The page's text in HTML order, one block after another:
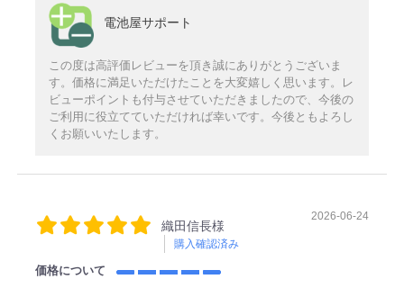
電池屋サポート
この度は高評価レビューを頂き誠にありがとうございま
す。価格に満足いただけたことを大変嬉しく思います。レ
ビューポイントも付与させていただきましたので、今後の
ご利用に役立てていただければ幸いです。今後ともよろし
くお願いいたします。
織田信長様
購入確認済み
2026-06-24
価格について